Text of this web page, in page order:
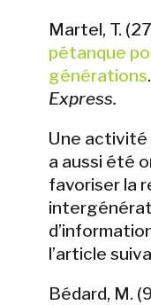
Martel, T.
pétanque
générations.
Express.
Une activité
a aussi été
favoriser la
l’article
Bédard, M.